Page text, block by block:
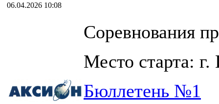
06.04.2026 10:08
Соревнования
Место старта:
Бюллетень №1